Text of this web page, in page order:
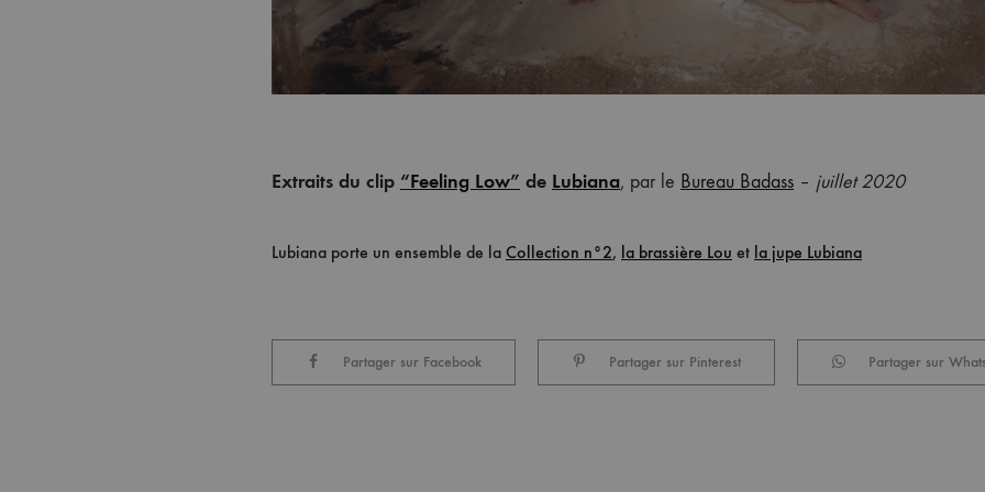
Extraits du clip “Feeling Low” de Lubiana, par le Bureau Badass – juillet 2020
Lubiana porte un ensemble de la Collection n°2, la brassière Lou et la jupe Lubiana
Partager sur Facebook Partager sur Pinterest Partager sur